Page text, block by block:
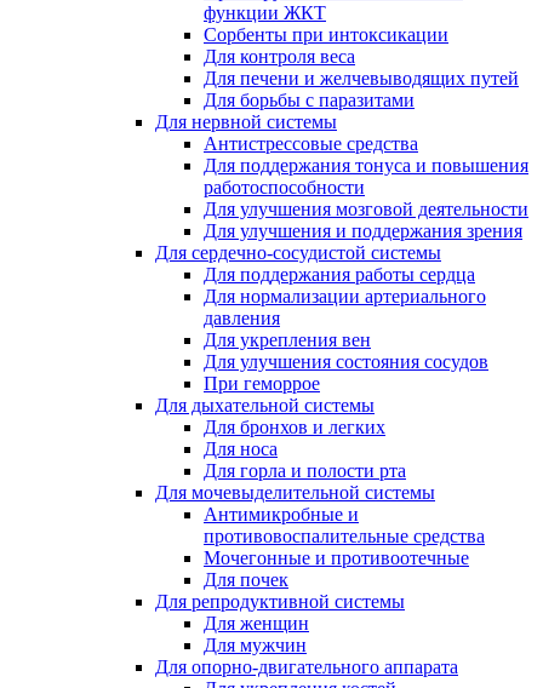
функции ЖКТ
Сорбенты при интоксикации
Для контроля веса
Для печени и желчевыводящих путей
Для борьбы с паразитами
Для нервной системы
Антистрессовые средства
Для поддержания тонуса и повышения
работоспособности
Для улучшения мозговой деятельности
Для улучшения и поддержания зрения
Для сердечно-сосудистой системы
Для поддержания работы сердца
Для нормализации артериального
давления
Для укрепления вен
Для улучшения состояния сосудов
При геморрое
Для дыхательной системы
Для бронхов и легких
Для носа
Для горла и полости рта
Для мочевыделительной системы
Антимикробные и
противовоспалительные средства
Мочегонные и противоотечные
Для почек
Для репродуктивной системы
Для женщин
Для мужчин
Для опорно-двигательного аппарата